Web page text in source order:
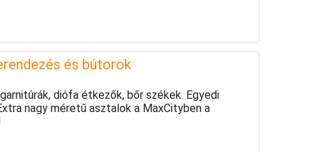
és bútorok
diófa étkezők, bőr székek. Egyedi
nagy méretű asztalok a MaxCityben a